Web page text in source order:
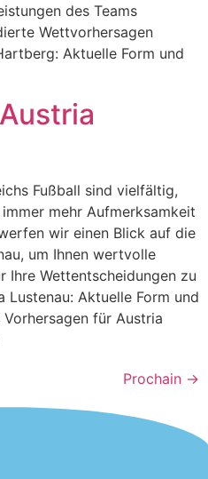
des Teams
Wettvorhersagen
Aktuelle Form und
Fußball sind vielfältig,
mehr Aufmerksamkeit
wir einen Blick auf die
um Ihnen wertvolle
Ihre Wettentscheidungen zu
Lustenau: Aktuelle Form und
für Austria
Prochain →